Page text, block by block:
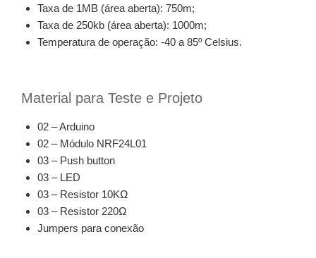
Taxa de 1MB (área aberta): 750m;
Taxa de 250kb (área aberta): 1000m;
Temperatura de operação: -40 a 85º Celsius.
Material para Teste e Projeto
02 – Arduino
02 – Módulo NRF24L01
03 – Push button
03 – LED
03 – Resistor 10KΩ
03 – Resistor 220Ω
Jumpers para conexão